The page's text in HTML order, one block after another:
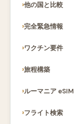
他の国と比較
完全緊急情報
ワクチン要件
旅程構築
ルーマニア eSIM
フライト検索